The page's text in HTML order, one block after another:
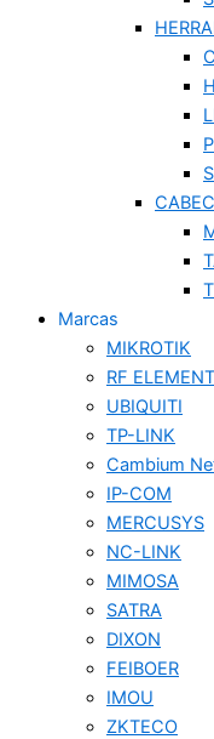
Marcas
MIKROTIK
RF
UBIQUITI
TP-LINK
Cambium
IP-COM
MERCUSYS
NC-LINK
MIMOSA
SATRA
DIXON
FEIBOER
IMOU
ZKTECO